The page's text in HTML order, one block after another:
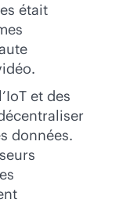
était
et des
données.